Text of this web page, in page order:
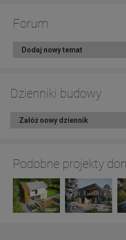
Forum
Dodaj nowy temat
Dzienniki budowy
Załóż nowy dziennik
Podobne projekty